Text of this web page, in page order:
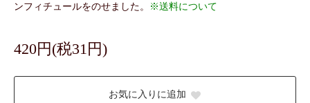
ンフィチュールをのせました。
※送料について
420円(税31円)
お気に入りに追加